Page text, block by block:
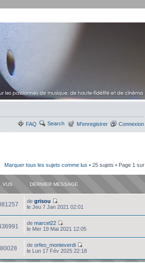
FAQ Search M’enregistrer Connexion
Marquer tous les sujets comme lus • 25 sujets • Page 1 sur
VUS DERNIER MESSAGE
degrisou
le Jeu 7 Jan 2021 02:01
demarcel22
le Mer 19 Mai 2021 12:05
deorfeo_monteverdi
le Lun 17 Fév 2025 22:18